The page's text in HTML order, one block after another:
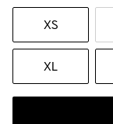
XS
XL